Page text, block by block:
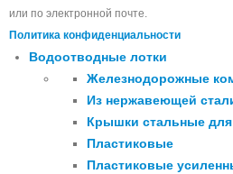
или по электронной почте.
Политика конфиденциальности
Водоотводные лотки
Железнодорожные
Из нержавеющей
Крышки стальные для
Пластиковые
Пластиковые